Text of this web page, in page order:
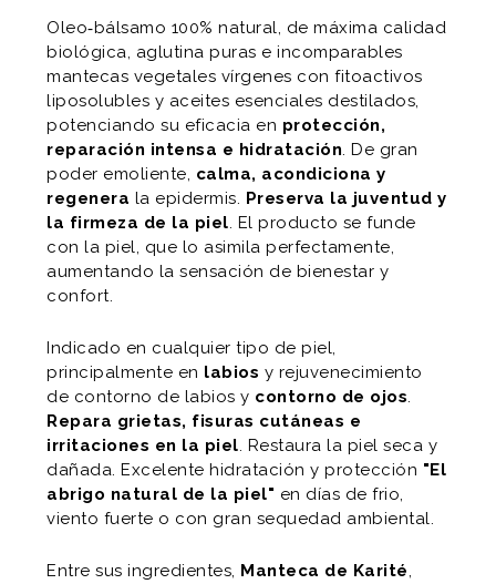
Oleo‐bálsamo 100% natural, de máxima calidad
biológica, aglutina puras e incomparables
mantecas vegetales vírgenes con fitoactivos
liposolubles y aceites esenciales destilados,
potenciando su eficacia en protección,
reparación intensa e hidratación. De gran
poder emoliente, calma, acondiciona y
regenera la epidermis. Preserva la juventud y
la firmeza de la piel. El producto se funde
con la piel, que lo asimila perfectamente,
aumentando la sensación de bienestar y
confort.
Indicado en cualquier tipo de piel,
principalmente en labios y rejuvenecimiento
de contorno de labios y contorno de ojos.
Repara grietas, fisuras cutáneas e
irritaciones en la piel. Restaura la piel seca y
dañada. Excelente hidratación y protección "El
abrigo natural de la piel" en días de frio,
viento fuerte o con gran sequedad ambiental.
Entre sus ingredientes, Manteca de Karité,